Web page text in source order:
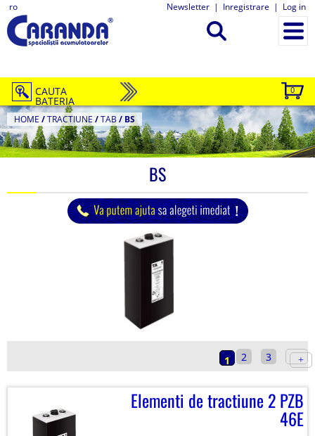
ro Newsletter | Inregistrare | Log in
0
CAUTA
BATERIA
HOME /TRACTIUNE /TAB / BS
BS
1 2 3
Elementi de tractiune 2 PZB
46E